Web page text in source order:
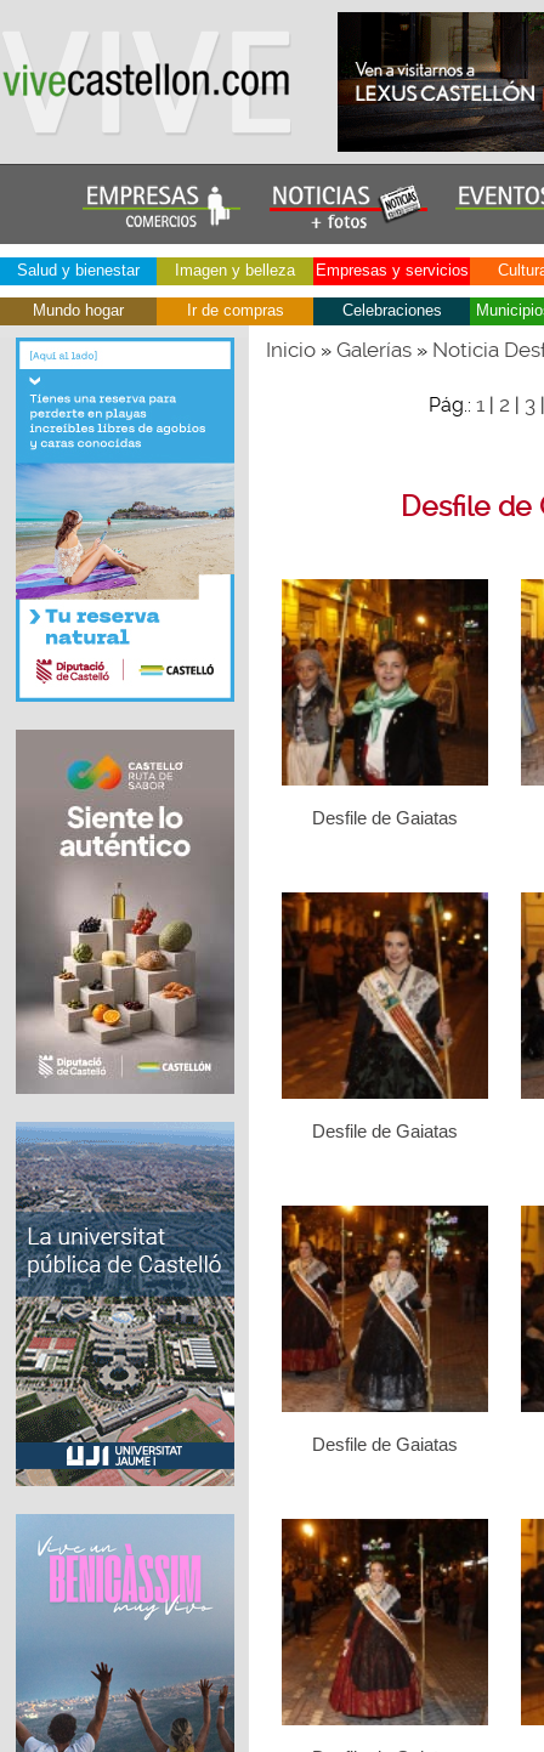
Salud y bienestar Imagen y belleza Empresas y servicios
Mundo hogar Ir de compras Celebraciones
Inicio» Galerías» Noticia
Pág.: 1 | 2 | 3
Desfile de
Desfile de Gaiatas
Desfile de Gaiatas
Desfile de Gaiatas